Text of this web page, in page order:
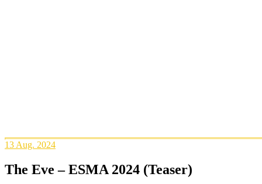
13 Aug. 2024
The Eve – ESMA 2024 (Teaser)